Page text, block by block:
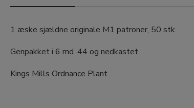
1 æske sjældne originale M1 patroner, 50 stk.
Genpakket i 6 md .44 og nedkastet.
Kings Mills Ordnance Plant